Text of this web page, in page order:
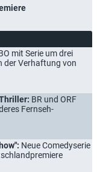
mit Serie um drei
der Verhaftung von
BR und ORF
Fernseh-
Neue Comedyserie